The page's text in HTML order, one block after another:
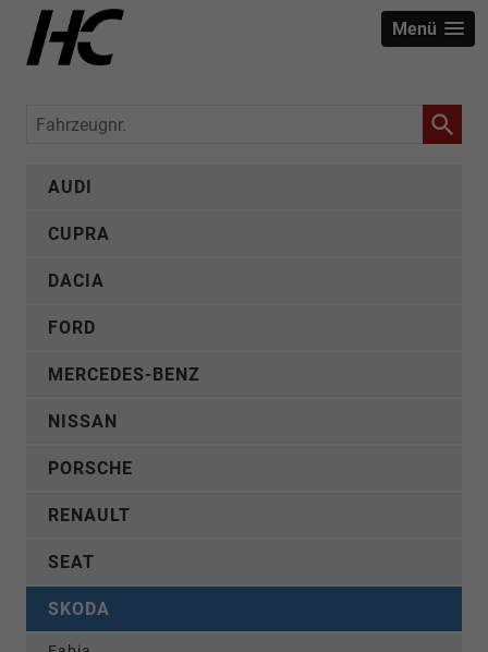
Menü
Fahrzeugnr.
AUDI
CUPRA
DACIA
FORD
MERCEDES-BENZ
NISSAN
PORSCHE
RENAULT
SEAT
SKODA